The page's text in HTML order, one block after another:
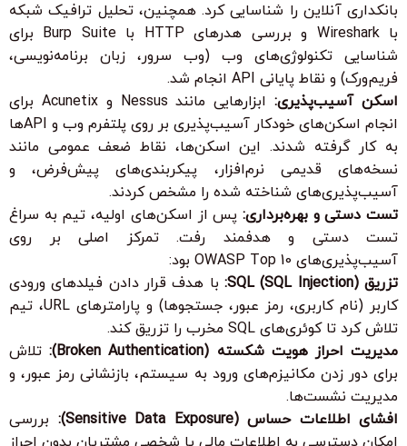
بانکداری آنلاین را شناسایی کرد. همچنین، تحلیل ترافیک شبکه
با Wireshark و بررسی هدرهای HTTP با Burp Suite برای
شناسایی تکنولوژی‌های وب (وب سرور، زبان برنامه‌نویسی،
فریم‌ورک) و نقاط پایانی API انجام شد.
اسکن آسیب‌پذیری:
ابزارهایی مانند Nessus و Acunetix برای
انجام اسکن‌های خودکار آسیب‌پذیری بر روی پلتفرم وب و APIها
به کار گرفته شدند. این اسکن‌ها، نقاط ضعف عمومی مانند
نسخه‌های قدیمی نرم‌افزار، پیکربندی‌های پیش‌فرض، و
آسیب‌پذیری‌های شناخته شده را مشخص کردند.
تست دستی و بهره‌برداری: پس از اسکن‌های اولیه، تیم به سراغ
تست دستی و هدفمند رفت. تمرکز اصلی بر روی
آسیب‌پذیری‌های OWASP Top 10 بود:
تزریق SQL (SQL Injection):
با هدف قرار دادن فیلدهای ورودی
کاربر (نام کاربری، رمز عبور، جستجوها) و پارامترهای URL، تیم
تلاش کرد تا کوئری‌های SQL مخرب را تزریق کند.
مدیریت احراز هویت شکسته (Broken Authentication):
تلاش
برای دور زدن مکانیزم‌های ورود به سیستم، بازنشانی رمز عبور، و
مدیریت نشست‌ها.
افشای اطلاعات حساس (Sensitive Data Exposure):
بررسی